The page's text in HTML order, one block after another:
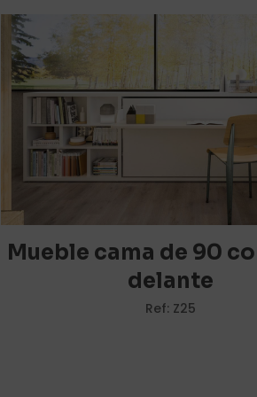
1 de 5
2 de 5
estrellas
3 de 5
Mueble cama de 90
delante
Ref: Z25